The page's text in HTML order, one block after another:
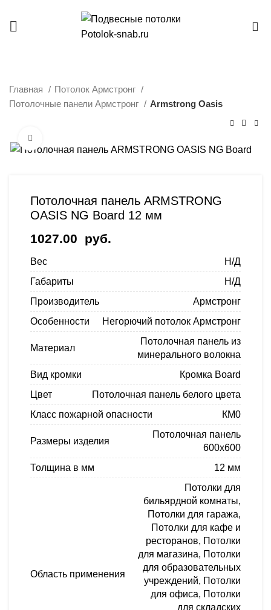
Главная
Потолок Армстронг
Потолочные панели Армстронг
Armstrong Oasis
Потолочная панель ARMSTRONG
OASIS NG Board 12 мм
1027.00 руб.
Вес
Н/Д
Габариты
Н/Д
Производитель
Армстронг
Особенности
Негорючий потолок Армстронг
Материал
Потолочная панель из
минерального волокна
Вид кромки
Кромка Board
Цвет
Потолочная панель белого цвета
Класс пожарной опасности
КМ0
Размеры изделия
Потолочная панель
600х600
Толщина в мм
12 мм
Область применения
Потолки для
бильярдной комнаты,
Потолки для гаража,
Потолки для кафе и
ресторанов, Потолки
для магазина, Потолки
для образовательных
учреждений, Потолки
для офиса, Потолки
для складских